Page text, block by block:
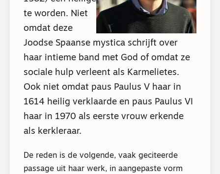
te worden. Niet
omdat deze
Joodse Spaanse mystica schrijft over
haar intieme band met God of omdat ze
sociale hulp verleent als Karmelietes.
Ook niet omdat paus Paulus V haar in
1614 heilig verklaarde en paus Paulus VI
haar in 1970 als eerste vrouw erkende
als kerkleraar.
De reden is de volgende, vaak geciteerde
passage uit haar werk, in aangepaste vorm